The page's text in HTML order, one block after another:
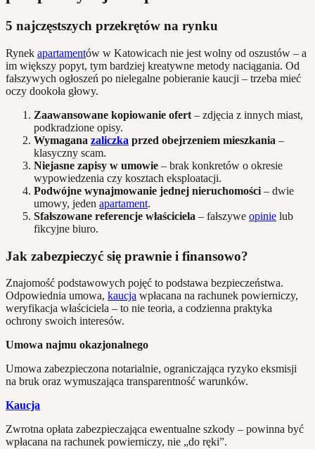
5 najczęstszych przekrętów na rynku
Rynek apartamentów w Katowicach nie jest wolny od oszustów – a
im większy popyt, tym bardziej kreatywne metody naciągania. Od
fałszywych ogłoszeń po nielegalne pobieranie kaucji – trzeba mieć
oczy dookoła głowy.
Zaawansowane kopiowanie ofert – zdjęcia z innych miast,
podkradzione opisy.
Wymagana zaliczka przed obejrzeniem mieszkania –
klasyczny scam.
Niejasne zapisy w umowie – brak konkretów o okresie
wypowiedzenia czy kosztach eksploatacji.
Podwójne wynajmowanie jednej nieruchomości – dwie
umowy, jeden apartament.
Sfałszowane referencje właściciela – fałszywe opinie lub
fikcyjne biuro.
Jak zabezpieczyć się prawnie i finansowo?
Znajomość podstawowych pojęć to podstawa bezpieczeństwa.
Odpowiednia umowa, kaucja wpłacana na rachunek powierniczy,
weryfikacja właściciela – to nie teoria, a codzienna praktyka
ochrony swoich interesów.
Umowa najmu okazjonalnego
Umowa zabezpieczona notarialnie, ograniczająca ryzyko eksmisji
na bruk oraz wymuszająca transparentność warunków.
Kaucja
Zwrotna opłata zabezpieczająca ewentualne szkody – powinna być
wpłacana na rachunek powierniczy, nie „do ręki”.